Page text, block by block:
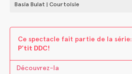
Basia Bulat | Courtoisie
Ce spectacle fait parti​e ​de la s​é​rie:
P'tit DDC!
Découvrez-la